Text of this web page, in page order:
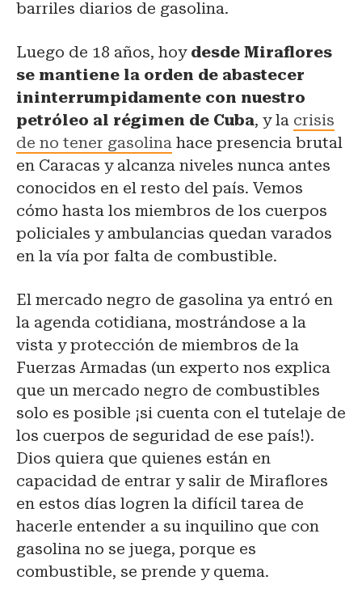
barriles diarios de gasolina.
Luego de 18 años, hoy desde Miraflores
se mantiene la orden de abastecer
ininterrumpidamente con nuestro
petróleo al régimen de Cuba, y la crisis
de no tener gasolina hace presencia brutal
en Caracas y alcanza niveles nunca antes
conocidos en el resto del país. Vemos
cómo hasta los miembros de los cuerpos
policiales y ambulancias quedan varados
en la vía por falta de combustible.
El mercado negro de gasolina ya entró en
la agenda cotidiana, mostrándose a la
vista y protección de miembros de la
Fuerzas Armadas (un experto nos explica
que un mercado negro de combustibles
solo es posible ¡si cuenta con el tutelaje de
los cuerpos de seguridad de ese país!).
Dios quiera que quienes están en
capacidad de entrar y salir de Miraflores
en estos días logren la difícil tarea de
hacerle entender a su inquilino que con
gasolina no se juega, porque es
combustible, se prende y quema.